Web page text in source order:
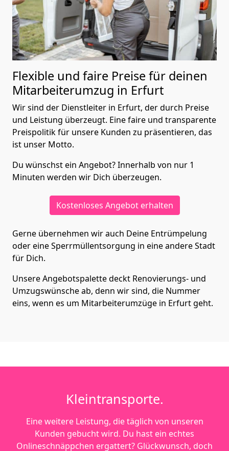
Flexible und faire Preise für deinen
Mitarbeiterumzug in Erfurt
Wir sind der Dienstleiter in Erfurt, der durch Preise
und Leistung überzeugt. Eine faire und transparente
Preispolitik für unsere Kunden zu präsentieren, das
ist unser Motto.
Du wünschst ein Angebot? Innerhalb von nur 1
Minuten werden wir Dich überzeugen.
Kostenloses Angebot erhalten
Gerne übernehmen wir auch Deine Entrümpelung
oder eine Sperrmüllentsorgung in eine andere Stadt
für Dich.
Unsere Angebotspalette deckt Renovierungs- und
Umzugswünsche ab, denn wir sind, die Nummer
eins, wenn es um Mitarbeiterumzüge in Erfurt geht.
Kleintransporte.
Eine weitere Leistung, die täglich von unseren
Kunden gebucht wird. Du hast ein echtes
Onlineschnäppchen ergattert? Glückwunsch, doch